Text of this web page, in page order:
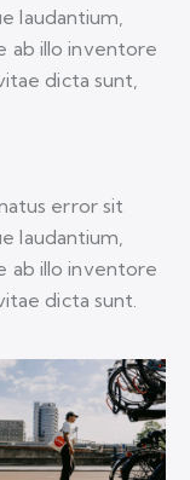
laudantium,
ab illo inventore
dicta sunt,
error sit
laudantium,
ab illo inventore
dicta sunt.